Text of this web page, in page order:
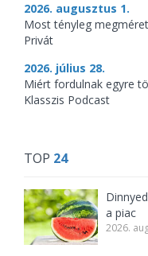
2026. augusztus 1.
Most tényleg
Privát
2026. július 28.
Miért fordulnak egyre
Klasszis Podcast
TOP 24
a piac
2026.